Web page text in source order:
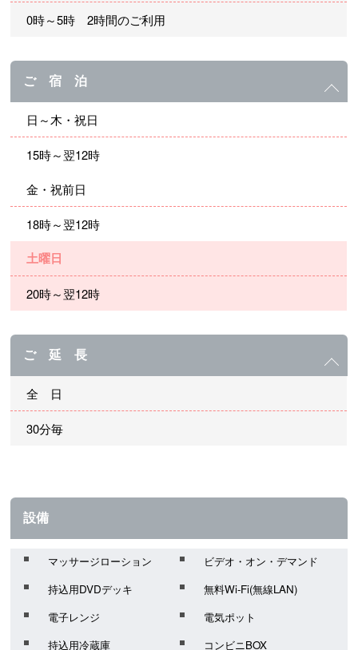
0時～5時 2時間のご利用
ご 宿 泊
日～木・祝日
15時～翌12時
金・祝前日
18時～翌12時
土曜日
20時～翌12時
ご 延 長
全 日
30分毎
設備
マッサージローション
ビデオ・オン・デマンド
持込用DVDデッキ
無料Wi-Fi(無線LAN)
電子レンジ
電気ポット
持込用冷蔵庫
コンビニBOX